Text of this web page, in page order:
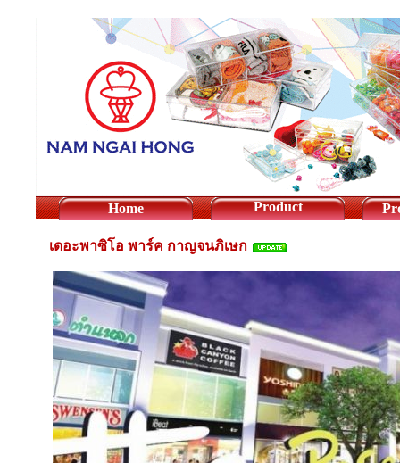
Home Product
เดอะพาซิโอ พาร์ค กาญจนภิเษก